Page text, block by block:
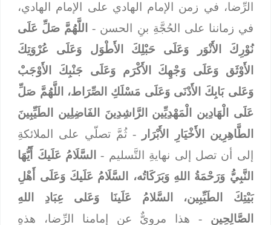
الرِّضا، في زمن الإمام الهادي على الإمام الهادي،
في زماننا على الحُجَّةِ بنِ الحسن -اللَّهُمَّ صَلِّ عَلَى
نُوْرِكَ الأَنْوَر وَعَلَى حَبْلِكَ الأَطْوَل وَعَلَى عُرْوَتِكَ
الأَوْثَق وَعَلَى وَجْهِكَ الأَكْرَم وَعَلَى جَنْبِكَ الأَوْجَبْ
وَعَلى بَابِكَ الأَدْنَى وَعَلَى مَسْلَكِ الصِّرَاط، اللَّهُمَّ صَلِّ
عَلَى الْهَادِين الْمَهْدِيِّين الرَّاشِدِينَ الفَاضِلِين الطَيِّبِينَ
الطَّاهِرِين الأَخْيَارِ الأَبْرَار- ثُمَّ تصلّي على الملائكةِ
إلى أن تصل إلى نهايةِ التَّسليم - السَّلَامُ عَلَيكَ أَيُّهَا
النَّبِيُّ وَرَحْمَةُ اللهِ وَبَرَكَاتُه، السَّلَامُ عَلَيكَ وَعَلَى أَهْلِ
بَيْتِكَ الطَيِّبِين، السَّلامُ عَلَينَا وَعَلى عِبَادِ اللهِ
الصَّالِحِين- هذا مرويٌّ عن إمامنا الرِّضا، هذهِ